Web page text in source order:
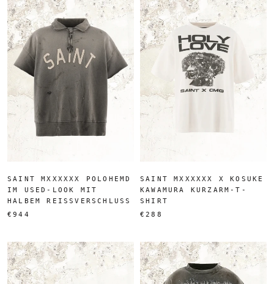
SAINT MXXXXXX POLOHEMD
IM USED-LOOK MIT
HALBEM REISSVERSCHLUSS
€944
SAINT MXXXXXX X KOSUKE
KAWAMURA KURZARM-T-
SHIRT
€288